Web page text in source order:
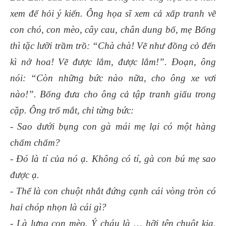
xem để hỏi ý kiến. Ông họa sĩ xem cả xấp tranh vẽ
con chó, con mèo, cây cau, chân dung bố, mẹ Bống
thì tặc lưỡi trầm trồ: “Chà chà! Vẽ như đồng cỏ đến
kì nở hoa! Vẽ được lắm, được lắm!”. Đoạn, ông
nói: “Còn những bức nào nữa, cho ông xe vơi
nào!”. Bống đưa cho ông cả tập tranh giấu trong
cặp. Ông trố mắt, chỉ từng bức:
- Sao dưới bụng con gà mái mẹ lại có một hàng
chấm chấm?
- Đó là tí của nó ạ. Không có tí, gà con bú mẹ sao
được ạ.
- Thế là con chuột nhắt đứng cạnh cái vòng tròn có
hai chóp nhọn là cái gì?
- Là lưng con mèo. Ý cháu là … hỡi tên chuột kia,